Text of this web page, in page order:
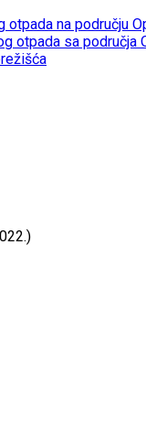
otpada na području
otpada sa područja